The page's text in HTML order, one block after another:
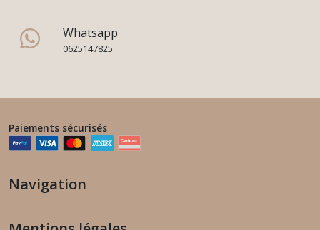
Whatsapp
0625147825
Paiements sécurisés
Navigation